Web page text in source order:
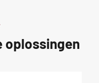
oplossingen